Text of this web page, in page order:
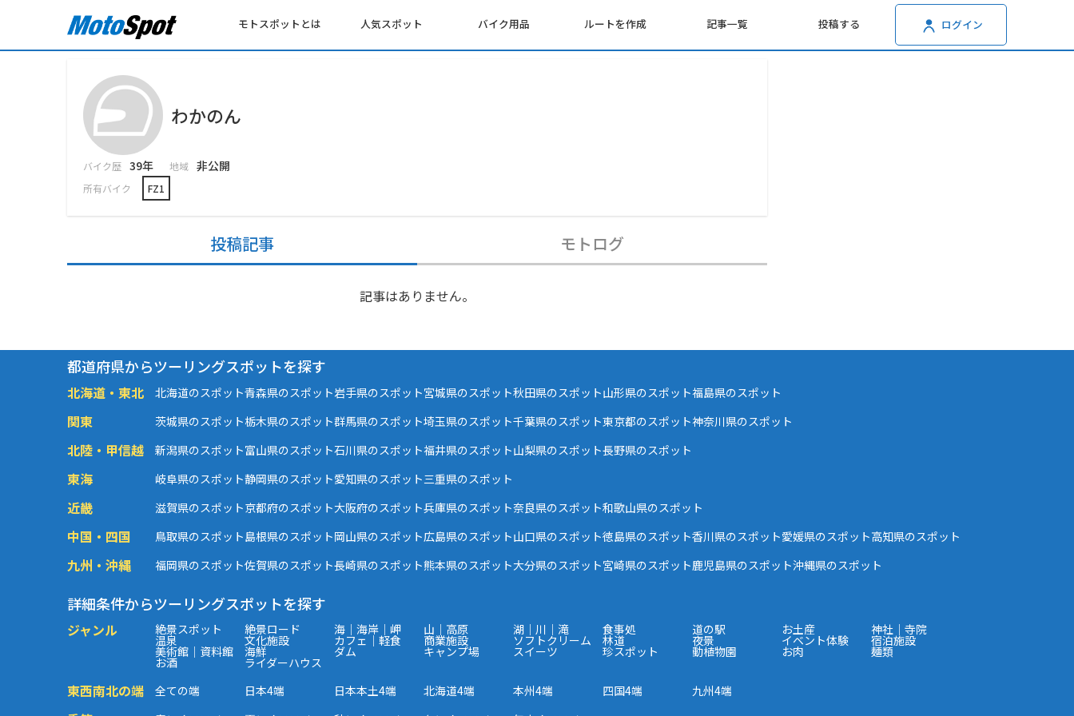
モトスポットとは 人気スポット バイク用品 ルートを作成 記事一覧 投稿する ログイン
わかのん
バイク歴 39年 地域 非公開
所有バイク FZ1
投稿記事 モトログ
記事はありません。
都道府県からツーリングスポットを探す
北海道・東北 北海道のスポット青森県のスポット岩手県のスポット宮城県のスポット秋田県のスポット山形県のスポット福島県のスポット
関東 茨城県のスポット栃木県のスポット群馬県のスポット埼玉県のスポット千葉県のスポット東京都のスポット神奈川県のスポット
北陸・甲信越 新潟県のスポット富山県のスポット石川県のスポット福井県のスポット山梨県のスポット長野県のスポット
東海 岐阜県のスポット静岡県のスポット愛知県のスポット三重県のスポット
近畿 滋賀県のスポット京都府のスポット大阪府のスポット兵庫県のスポット奈良県のスポット和歌山県のスポット
中国・四国 鳥取県のスポット島根県のスポット岡山県のスポット広島県のスポット山口県のスポット徳島県のスポット香川県のスポット愛媛県のスポット高知県のスポット
九州・沖縄 福岡県のスポット佐賀県のスポット長崎県のスポット熊本県のスポット大分県のスポット宮崎県のスポット鹿児島県のスポット沖縄県のスポット
詳細条件からツーリングスポットを探す
ジャンル 絶景スポット 絶景ロード 海｜海岸｜岬 山｜高原 湖｜川｜滝 食事処 道の駅 お土産 神社｜寺院
温泉 文化施設 カフェ｜軽食 商業施設 ソフトクリーム 林道 夜景 イベント体験 宿泊施設
美術館｜資料館 海鮮 ダム キャンプ場 スイーツ 珍スポット 動植物園 お肉 麺類
お酒 ライダーハウス
東西南北の端 全ての端 日本4端 日本本土4端 北海道4端 本州4端 四国4端 九州4端